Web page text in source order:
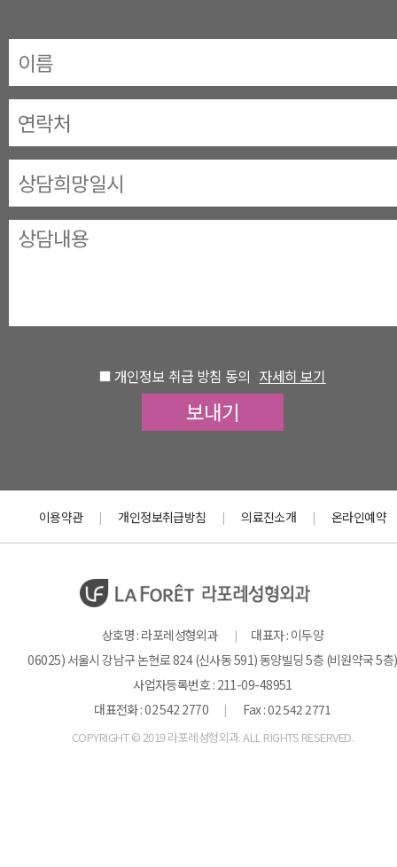
개인정보 취급 방침 동의 자세히 보기
이용약관 | 개인정보취급방침 | 의료진소개 | 온라인예약
상호명 : 라포레성형외과 |
대표자 : 이두양
06025) 서울시 강남구 논현로 824 (신사동 591) 동양빌딩 5층 (비원약국 5층)
사업자등록번호 : 211-09-48951
대표전화 : 02 542 2770
| Fax : 02 542 2771
COPYRIGHT © 2019 라포레성형외과. ALL RIGHTS RESERVED.